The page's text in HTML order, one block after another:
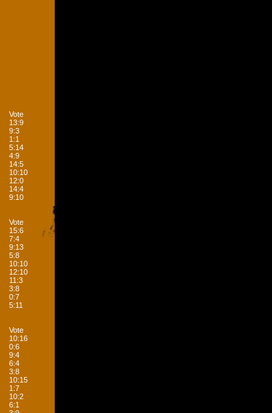
Vote
13:9
9:3
1:1
5:14
4:9
14:5
10:10
12:0
14:4
9:10
Vote
15:6
7:4
9:13
5:8
10:10
12:10
11:3
3:8
0:7
5:11
Vote
10:16
0:6
9:4
6:4
3:8
10:15
1:7
10:2
6:1